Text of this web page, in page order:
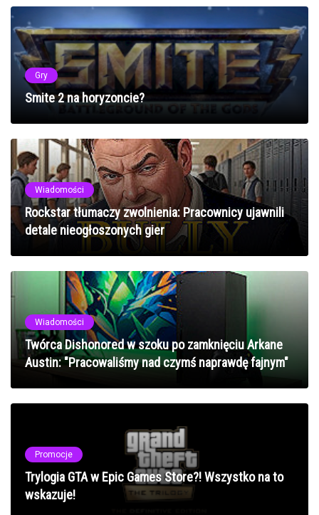
Gry
Smite 2 na horyzoncie?
Wiadomości
Rockstar tłumaczy zwolnienia: Pracownicy ujawnili
detale nieogłoszonych gier
Wiadomości
Twórca Dishonored w szoku po zamknięciu Arkane
Austin: "Pracowaliśmy nad czymś naprawdę fajnym"
Promocje
Trylogia GTA w Epic Games Store?! Wszystko na to
wskazuje!